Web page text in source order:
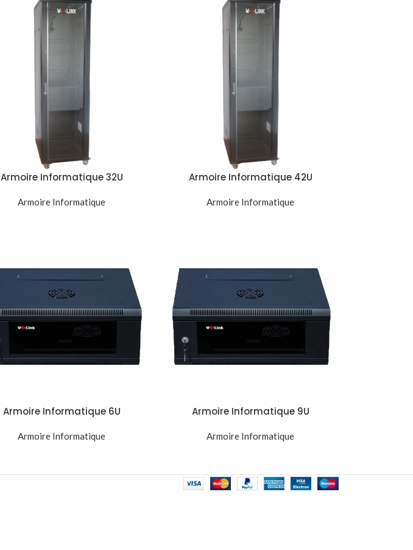
Armoire Informatique 32U
Noir
Armoire Informatique
Armoire Informatique 42U
Noir
Armoire Informatique
Armoire Informatique 6U
Murale Compacte Noir
Armoire Informatique
Armoire Informatique 9U
Murale Noir
Armoire Informatique